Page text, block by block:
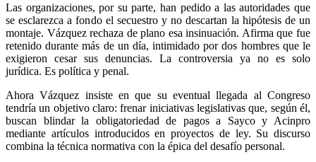
Las organizaciones, por su parte, han pedido a las autoridades que
se esclarezca a fondo el secuestro y no descartan la hipótesis de un
montaje. Vázquez rechaza de plano esa insinuación. Afirma que fue
retenido durante más de un día, intimidado por dos hombres que le
exigieron cesar sus denuncias. La controversia ya no es solo
jurídica. Es política y penal.
Ahora Vázquez insiste en que su eventual llegada al Congreso
tendría un objetivo claro: frenar iniciativas legislativas que, según él,
buscan blindar la obligatoriedad de pagos a Sayco y Acinpro
mediante artículos introducidos en proyectos de ley. Su discurso
combina la técnica normativa con la épica del desafío personal.